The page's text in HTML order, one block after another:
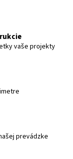
vaše projekty
prevádzke